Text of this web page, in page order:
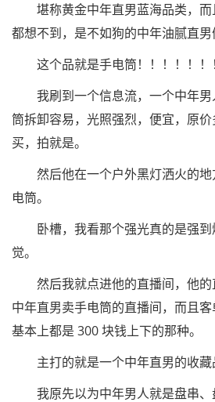
堪称黄金中年直男蓝海品类，而
都想不到，是不如狗的中年油腻直男
这个品就是手电筒！！！！！！！
我刷到一个信息流，一个中年男
筒拆卸容易，光照强烈，便宜，原
买，拍就是。
然后他在一个户外黑灯洒火的地
电筒。
卧槽，我看那个强光真的是强到
觉。
然后我就点进他的直播间，他的
中年直男卖手电筒的直播间，而且
基本上都是 300 块钱上下的那种。
主打的就是一个中年直男的收藏
我原先以为中年男人就是盘串、